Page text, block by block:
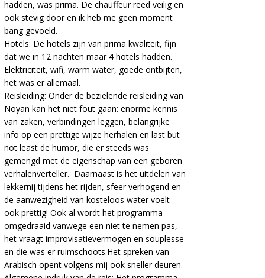
hadden, was prima. De chauffeur reed veilig en
ook stevig door en ik heb me geen moment
bang gevoeld.
Hotels: De hotels zijn van prima kwaliteit, fijn
dat we in 12 nachten maar 4 hotels hadden.
Elektriciteit, wifi, warm water, goede ontbijten,
het was er allemaal.
Reisleiding: Onder de bezielende reisleiding van
Noyan kan het niet fout gaan: enorme kennis
van zaken, verbindingen leggen, belangrijke
info op een prettige wijze herhalen en last but
not least de humor, die er steeds was
gemengd met de eigenschap van een geboren
verhalenverteller. Daarnaast is het uitdelen van
lekkernij tijdens het rijden, sfeer verhogend en
de aanwezigheid van kosteloos water voelt
ook prettig! Ook al wordt het programma
omgedraaid vanwege een niet te nemen pas,
het vraagt improvisatievermogen en souplesse
en die was er ruimschoots.Het spreken van
Arabisch opent volgens mij ook sneller deuren.